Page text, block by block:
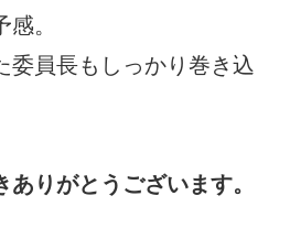
。
委員長もしっかり巻き込
りがとうございます。